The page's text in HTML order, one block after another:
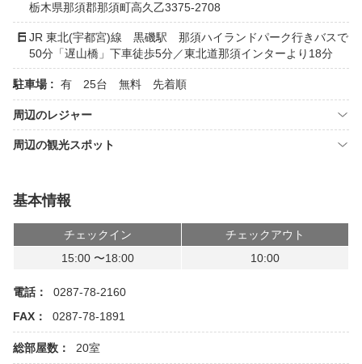
栃木県那須郡那須町高久乙3375-2708
JR 東北(宇都宮)線 黒磯駅 那須ハイランドパーク行きバスで
50分「遅山橋」下車徒歩5分／東北道那須インターより18分
駐車場 : 有 25台 無料 先着順
周辺のレジャー
周辺の観光スポット
基本情報
チェックイン
チェックアウト
15:00 〜18:00
10:00
電話：
0287-78-2160
FAX：
0287-78-1891
総部屋数： 20室